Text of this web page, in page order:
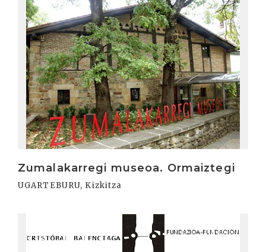
Zumalakarregi museoa. Ormaiztegi
UGARTEBURU, Kizkitza
Irakurri